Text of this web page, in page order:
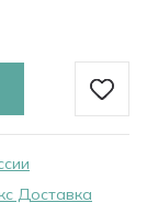
Доставка